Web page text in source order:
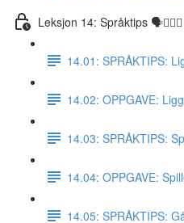
Leksjon 14: Språktips 🗣☝🏼✅
14.01: SPRÅKTIPS:
14.02: OPPGAVE:
14.03: SPRÅKTIPS:
14.04: OPPGAVE:
14.05: SPRÅKTIPS: